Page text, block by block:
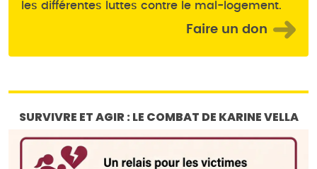
les différentes luttes contre le mal-logement.
Faire un don
SURVIVRE ET AGIR : LE COMBAT DE KARINE VELLA